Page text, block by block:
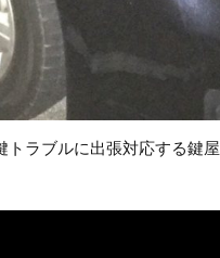
トラブルに出張対応する鍵屋